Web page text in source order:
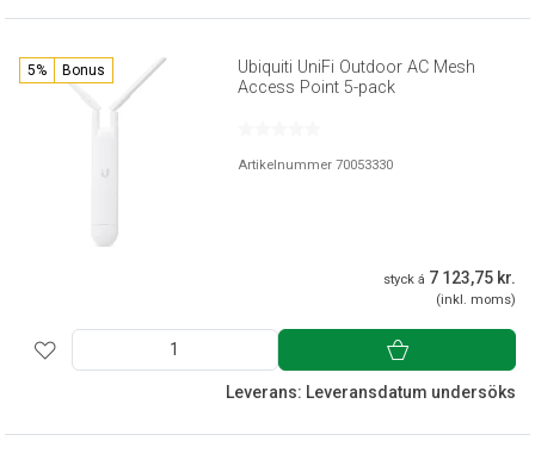
5% Bonus
Ubiquiti UniFi Outdoor AC Mesh
Access Point 5-pack
Artikelnummer 70053330
styck á 7 123,75 kr.
(inkl. moms)
Leverans: Leveransdatum undersöks